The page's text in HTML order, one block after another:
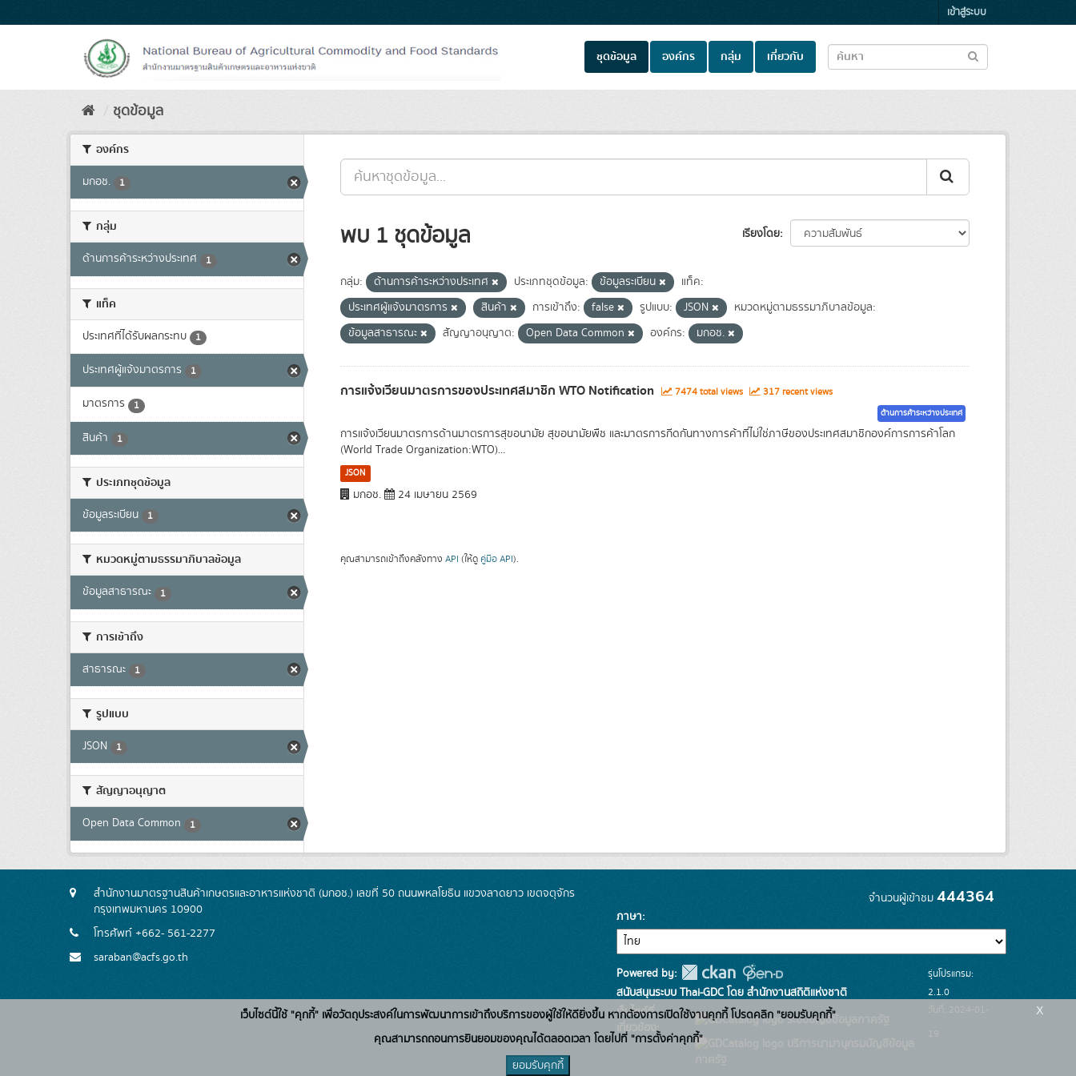
to
เข้าสู่ระบบ
ชุดข้อมูล องค์กร กลุ่ม เกี่ยวกับ
ชุดข้อมูล
องค์กร
มกอช. 1
กลุ่ม
ด้านการค้าระหว่างประเทศ 1
แท็ค
ประเทศที่ได้รับผลกระทบ 1
ประเทศผู้แจ้งมาตรการ 1
มาตรการ 1
สินค้า 1
ประเภทชุดข้อมูล
ข้อมูลระเบียน 1
หมวดหมู่ตามธรรมาภิบาลข้อมูล
ข้อมูลสาธารณะ 1
การเข้าถึง
สาธารณะ 1
รูปแบบ
JSON 1
สัญญาอนุญาต
Open Data Common 1
เรียงโดย
พบ 1 ชุดข้อมูล
กลุ่ม: ด้านการค้าระหว่างประเทศ ประเภทชุดข้อมูล: ข้อมูลระเบียน
แท็ค:
ประเทศผู้แจ้งมาตรการ
สินค้า การเข้าถึง: false รูปแบบ: JSON
หมวดหมู่ตามธรรมาภิบาลข้อมูล:
ข้อมูลสาธารณะ
สัญญาอนุญาต: Open Data Common องค์กร: มกอช.
การแจ้งเวียนมาตรการของประเทศสมาชิก WTO Notification 7474 total views 317 recent views
ด้านการค้าระหว่างประเทศ
การแจ้งเวียนมาตรการด้านมาตรการสุขอนามัย สุขอนามัยพืช และมาตรการกีดกันทางการค้าที่ไม่ใช่ภาษีของประเทศสมาชิกองค์การการค้าโลก
(World Trade Organization:WTO)...
JSON
มกอช. 24 เมษายน 2569
คุณสามารถเข้าถึงคลังทาง API (ให้ดู คู่มือ API).
สำนักงานมาตรฐานสินค้าเกษตรและอาหารแห่งชาติ (มกอช.) เลขที่ 50 ถนนพหลโยธิน แขวงลาดยาว เขตจตุจักร
กรุงเทพมหานคร 10900
โทรศัพท์ +662- 561-2277
saraban@acfs.go.th
จำนวนผู้เข้าชม 444364
ภาษา
Powered by:
สนับสนุนระบบ Thai-GDC โดย สำนักงานสถิติแห่งชาติ
เว็บไซต์ที่
เกี่ยวข้อง:
ระบบบัญชีข้อมูลภาครัฐ
รุ่นโปรแกรม:
2.1.0
วันที่: 2024-01-
19
เว็บไซต์นี้ใช้ "คุกกี้" เพื่อวัตถุประสงค์ในการพัฒนาการเข้าถึงบริการของผู้ใช้ให้ดียิ่งขึ้น หากต้องการเปิดใช้งานคุกกี้ โปรดคลิก "ยอมรับคุกกี้"
คุณสามารถถอนการยินยอมของคุณได้ตลอดเวลา โดยไปที่ "การตั้งค่าคุกกี้"
ยอมรับคุกกี้
x